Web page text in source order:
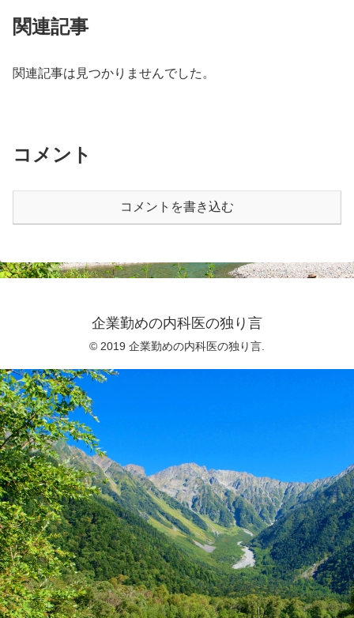
関連記事
関連記事は見つかりませんでした。
コメント
コメントを書き込む
企業勤めの内科医の独り言
© 2019 企業勤めの内科医の独り言.